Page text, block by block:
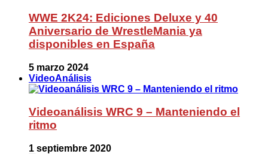
WWE 2K24: Ediciones Deluxe y 40
Aniversario de WrestleMania ya
disponibles en España
5 marzo 2024
VideoAnálisis
Videoanálisis WRC 9 – Manteniendo el
ritmo
1 septiembre 2020